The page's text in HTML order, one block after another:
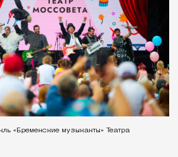
«Бременские музыканты» Театра